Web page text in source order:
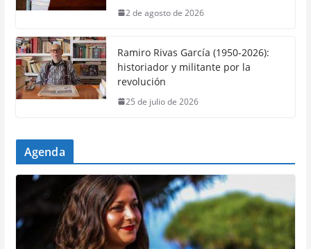
2 de agosto de 2026
Ramiro Rivas García (1950-2026):
historiador y militante por la
revolución
25 de julio de 2026
Agenda